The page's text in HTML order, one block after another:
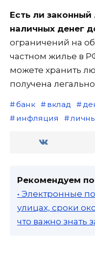
Есть ли
наличных денег
ограничений на
частном жилье в
можете хранить
получена
банк вклад
инфляция
Рекомендуем
• Электронные
улицах, сроки
что важно знать